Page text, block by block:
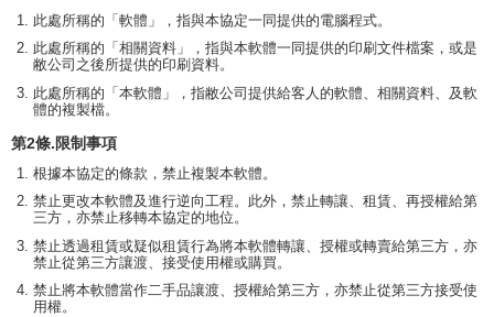
此處所稱的「軟體」，指與本協定一同提供的電腦程式。
此處所稱的「相關資料」，指與本軟體一同提供的印刷文件檔案，或是
敝公司之後所提供的印刷資料。
此處所稱的「本軟體」，指敝公司提供給客人的軟體、相關資料、及軟
體的複製檔。
第2條.限制事項
根據本協定的條款，禁止複製本軟體。
禁止更改本軟體及進行逆向工程。此外，禁止轉讓、租賃、再授權給第
三方，亦禁止移轉本協定的地位。
禁止透過租賃或疑似租賃行為將本軟體轉讓、授權或轉賣給第三方，亦
禁止從第三方讓渡、接受使用權或購買。
禁止將本軟體當作二手品讓渡、授權給第三方，亦禁止從第三方接受使
用權。